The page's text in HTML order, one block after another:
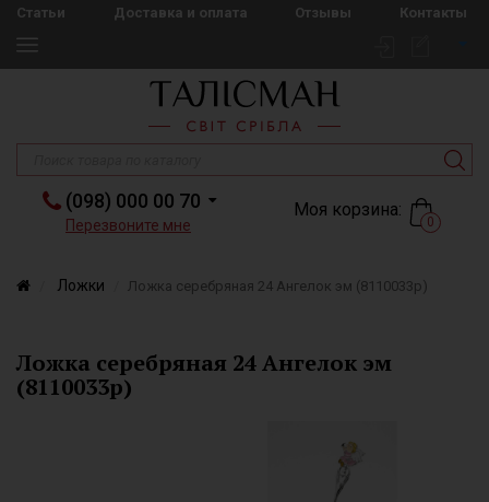
Статьи Доставка и оплата Отзывы Контакты
(098) 000 00 70
Перезвоните мне
Моя корзина:
0
Ложки Ложка серебряная 24 Ангелок эм (8110033р)
Ложка серебряная 24 Ангелок эм
(8110033р)